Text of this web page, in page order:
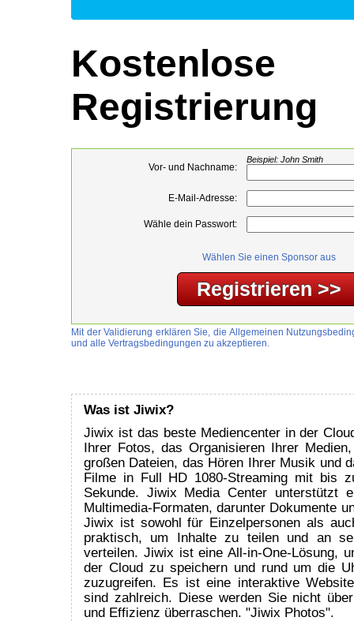
Kostenlose
Registrierung
Vor- und Nachname:
Beispiel: John Smith
E-Mail-Adresse:
Wähle dein Passwort:
Wählen Sie einen Sponsor aus
Mit der Validierung erklären Sie, die Allgemeinen
und alle Vertragsbedingungen zu akzeptieren.
Was ist Jiwix?
Jiwix ist das beste Mediencenter in der
Ihrer Fotos, das Organisieren Ihrer
großen Dateien, das Hören Ihrer Musik und
Filme in Full HD 1080-Streaming mit bis
Sekunde. Jiwix Media Center unterstützt
Multimedia-Formaten, darunter Dokumente
Jiwix ist sowohl für Einzelpersonen als
praktisch, um Inhalte zu teilen und an
verteilen. Jiwix ist eine All-in-One-Lösung,
der Cloud zu speichern und rund um die
zuzugreifen. Es ist eine interaktive
sind zahlreich. Diese werden Sie nicht
und Effizienz überraschen. "Jiwix Photos".